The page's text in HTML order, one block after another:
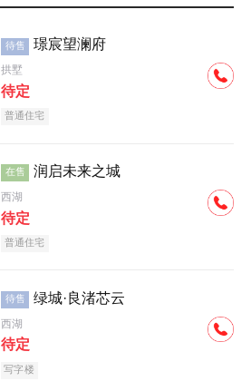
待售 璟宸望澜府
拱墅
待定
普通住宅
在售 润启未来之城
西湖
待定
普通住宅
待售 绿城·良渚芯云
西湖
待定
写字楼